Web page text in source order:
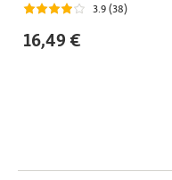
3.9 (38)
16,49 €